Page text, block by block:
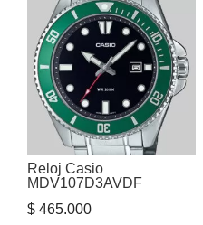
Reloj Casio
MDV107D3AVDF
$ 465.000